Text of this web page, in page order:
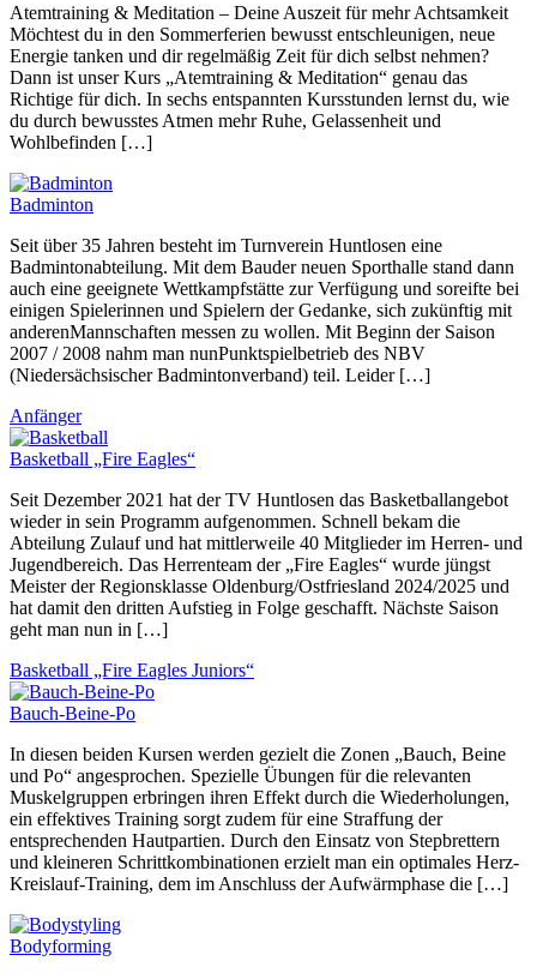
Atemtraining & Meditation – Deine Auszeit für mehr Achtsamkeit
Möchtest du in den Sommerferien bewusst entschleunigen, neue
Energie tanken und dir regelmäßig Zeit für dich selbst nehmen?
Dann ist unser Kurs „Atemtraining & Meditation“ genau das
Richtige für dich. In sechs entspannten Kursstunden lernst du, wie
du durch bewusstes Atmen mehr Ruhe, Gelassenheit und
Wohlbefinden […]
Badminton
Seit über 35 Jahren besteht im Turnverein Huntlosen eine
Badmintonabteilung. Mit dem Bauder neuen Sporthalle stand dann
auch eine geeignete Wettkampfstätte zur Verfügung und soreifte bei
einigen Spielerinnen und Spielern der Gedanke, sich zukünftig mit
anderenMannschaften messen zu wollen. Mit Beginn der Saison
2007 / 2008 nahm man nunPunktspielbetrieb des NBV
(Niedersächsischer Badmintonverband) teil. Leider […]
Anfänger
Basketball „Fire Eagles“
Seit Dezember 2021 hat der TV Huntlosen das Basketballangebot
wieder in sein Programm aufgenommen. Schnell bekam die
Abteilung Zulauf und hat mittlerweile 40 Mitglieder im Herren- und
Jugendbereich. Das Herrenteam der „Fire Eagles“ wurde jüngst
Meister der Regionsklasse Oldenburg/Ostfriesland 2024/2025 und
hat damit den dritten Aufstieg in Folge geschafft. Nächste Saison
geht man nun in […]
Basketball „Fire Eagles Juniors“
Bauch-Beine-Po
In diesen beiden Kursen werden gezielt die Zonen „Bauch, Beine
und Po“ angesprochen. Spezielle Übungen für die relevanten
Muskelgruppen erbringen ihren Effekt durch die Wiederholungen,
ein effektives Training sorgt zudem für eine Straffung der
entsprechenden Hautpartien. Durch den Einsatz von Stepbrettern
und kleineren Schrittkombinationen erzielt man ein optimales Herz-
Kreislauf-Training, dem im Anschluss der Aufwärmphase die […]
Bodyforming